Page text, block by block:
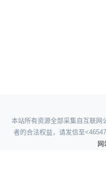
本站所有资源全部采集自互联网
者的合法权益，请发信至
网